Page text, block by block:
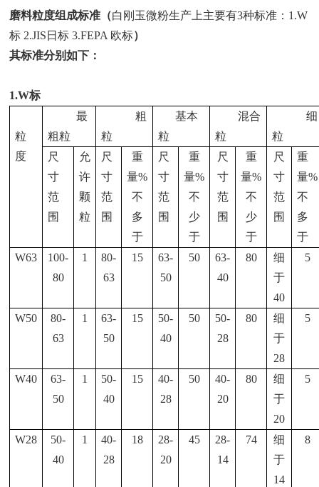
磨料粒度组成标准（白刚玉微粉生产上主要有3种标准：1.W
标 2.JIS日标 3.FEPA 欧标）
其标准分别如下：
1.W标
粒
度
最
粗粒
粗
粒
基本
粒
混合
粒
细
粒
尺
寸
范
围
允
许
颗
粒
尺
寸
范
围
重
量%
不
多
于
尺
寸
范
围
重
量%
不
少
于
尺
寸
范
围
重
量%
不
少
于
尺
寸
范
围
重
量%
不
多
于
W63
100-
80
1
80-
63
15
63-
50
50
63-
40
80
细
于
40
5
W50
80-
63
1
63-
50
15
50-
40
50
50-
28
80
细
于
28
5
W40
63-
50
1
50-
40
15
40-
28
50
40-
20
80
细
于
20
5
W28
50-
40
1
40-
28
18
28-
20
45
28-
14
74
细
于
14
8